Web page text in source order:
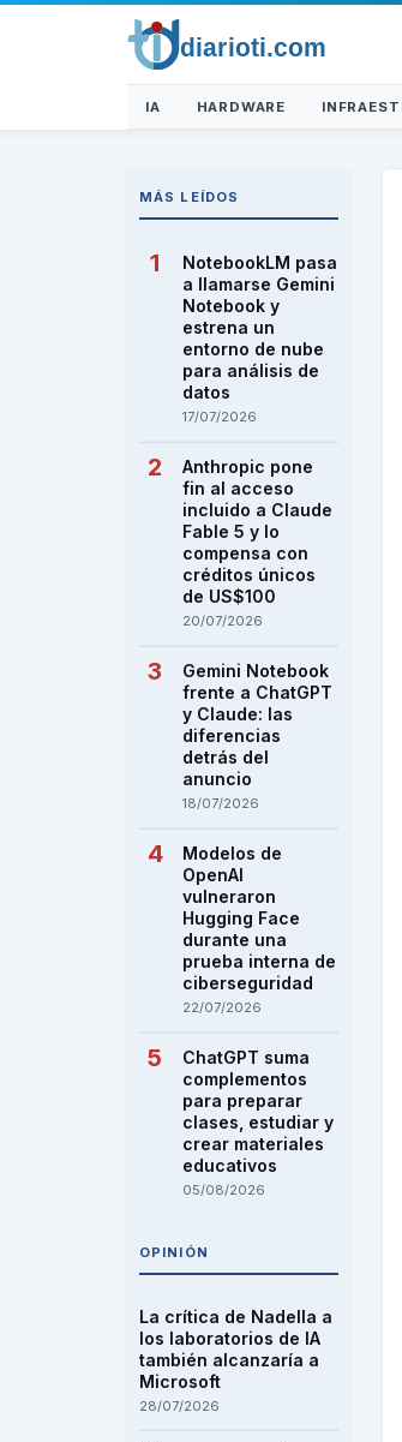
IA HARDWARE
MÁS LEÍDOS
NotebookLM pasa
a llamarse Gemini
Notebook y
estrena un
entorno de nube
para análisis de
datos
17/07/2026
Anthropic pone
fin al acceso
incluido a Claude
Fable 5 y lo
compensa con
créditos únicos
de US$100
20/07/2026
Gemini Notebook
frente a ChatGPT
y Claude: las
diferencias
detrás del
anuncio
18/07/2026
Modelos de
OpenAI
vulneraron
Hugging Face
durante una
prueba interna de
ciberseguridad
22/07/2026
ChatGPT suma
complementos
para preparar
clases, estudiar y
crear materiales
educativos
05/08/2026
OPINIÓN
La crítica de Nadella a
los laboratorios de IA
también alcanzaría a
Microsoft
28/07/2026